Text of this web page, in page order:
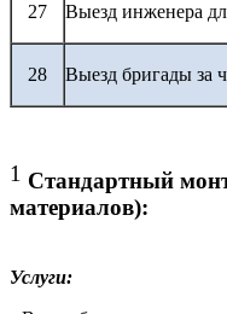
27 Выезд инженера
28 Выезд бригады за
1 Стандартный
материалов):
Услуги: